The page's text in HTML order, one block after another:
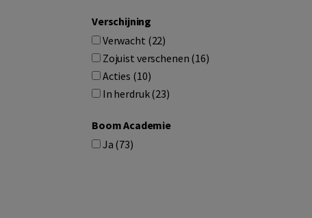
Verschijning
Verwacht (22)
Zojuist verschenen (16)
Acties (10)
In herdruk (23)
Boom Academie
Ja (73)